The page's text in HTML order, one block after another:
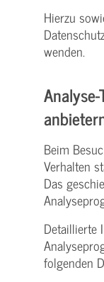
Hierzu
wenden.
Beim
Verhalten
Das
Detaillierte
folgenden